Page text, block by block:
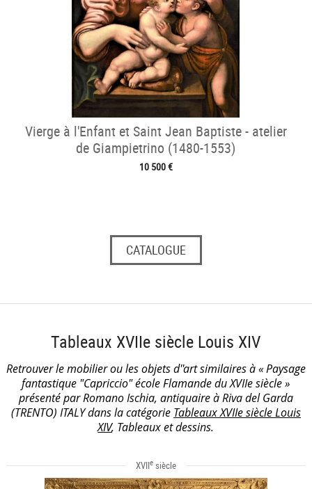
Vierge à l'Enfant et Saint Jean Baptiste - atelier
de Giampietrino (1480-1553)
10 500 €
CATALOGUE
Tableaux XVIIe siècle Louis XIV
Retrouver le mobilier ou les objets d''art similaires à « Paysage
fantastique "Capriccio" école Flamande du XVIIe siècle »
présenté par Romano Ischia, antiquaire à Riva del Garda
(TRENTO) ITALY dans la catégorie Tableaux XVIIe siècle Louis
XIV, Tableaux et dessins.
XVIIesiècle